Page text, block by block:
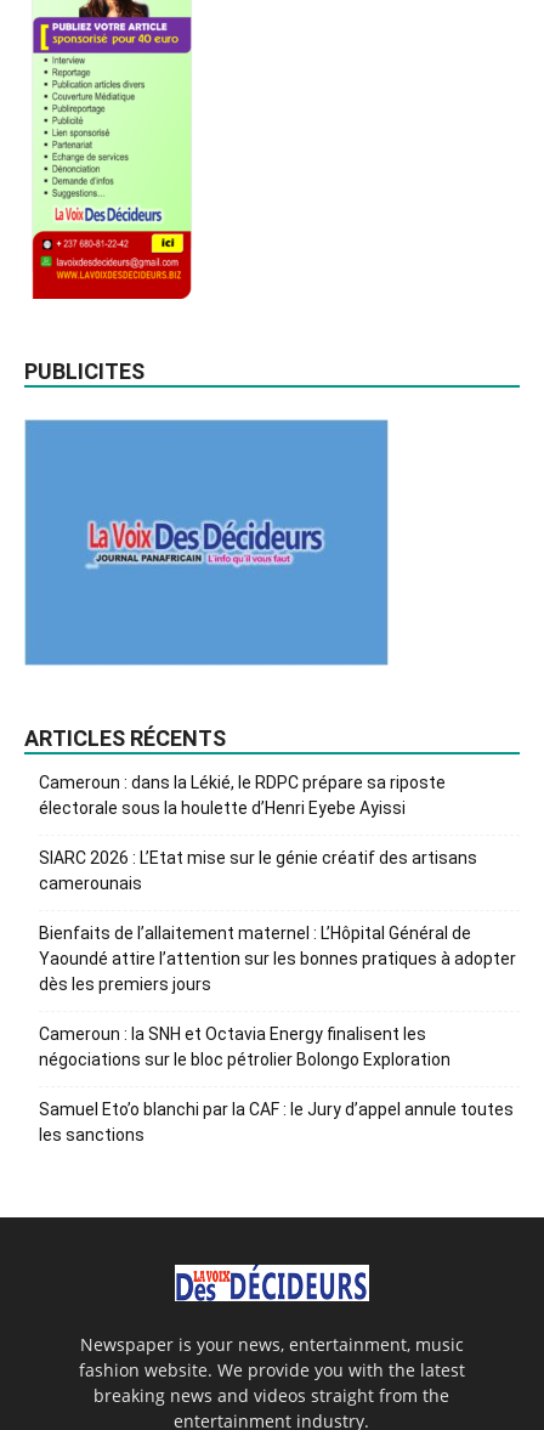
PUBLICITES
ARTICLES RÉCENTS
Cameroun : dans la Lékié, le RDPC prépare sa riposte
électorale sous la houlette d’Henri Eyebe Ayissi
SIARC 2026 : L’Etat mise sur le génie créatif des artisans
camerounais
Bienfaits de l’allaitement maternel : L’Hôpital Général de
Yaoundé attire l’attention sur les bonnes pratiques à adopter
dès les premiers jours
Cameroun : la SNH et Octavia Energy finalisent les
négociations sur le bloc pétrolier Bolongo Exploration
Samuel Eto’o blanchi par la CAF : le Jury d’appel annule toutes
les sanctions
Newspaper is your news, entertainment, music
fashion website. We provide you with the latest
breaking news and videos straight from the
entertainment industry.